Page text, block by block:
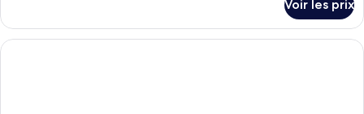
le
type
de
Voir les prix